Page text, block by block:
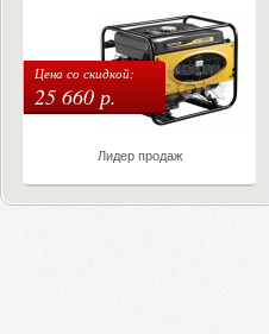
Цена со скидкой:
25 660 р.
Лидер продаж